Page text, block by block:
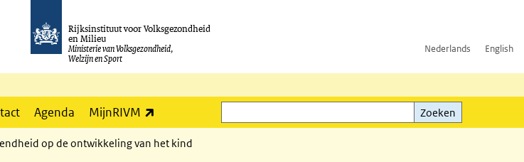
Rijksinstituut voor Volksgezondheid
en Milieu
Ministerie van Volksgezondheid,
Welzijn en Sport
Nederlands English
Agenda MijnRIVM
Zoeken
Zoeken
op de ontwikkeling van het kind